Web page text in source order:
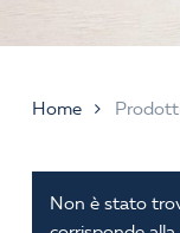
Home
Non è stato